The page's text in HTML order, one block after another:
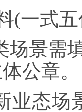
(一式
场景需
公章。
业态